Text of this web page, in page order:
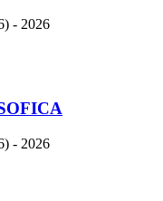
- 2026
- 2026